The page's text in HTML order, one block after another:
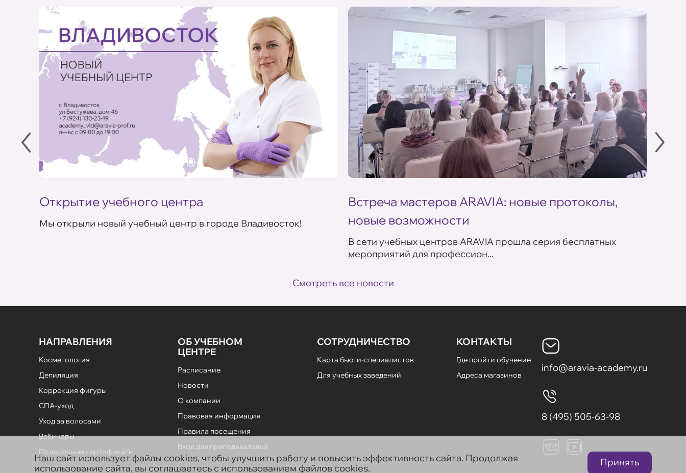
Открытие учебного центра
Мы открыли новый учебный центр в городе Владивосток!
Встреча мастеров ARAVIA: новые протоколы,
новые возможности
В сети учебных центров ARAVIA прошла серия бесплатных
мероприятий для профессион...
Смотреть все новости
НАПРАВЛЕНИЯ
Косметология
Депиляция
Коррекция фигуры
СПА-уход
Уход за волосами
Вебинары
Подарочные сертификаты
ОБ УЧЕБНОМ
ЦЕНТРЕ
Расписание
Новости
О компании
Правовая информация
Правила посещения
Вход для преподавателей
СОТРУДНИЧЕСТВО
Карта бьюти-специалистов
Для учебных заведений
КОНТАКТЫ
Где пройти обучение
Адреса магазинов
info@aravia-academy.ru
8 (495) 505-63-98
Наш сайт использует файлы cookies, чтобы улучшить работу и повысить эффективность сайта. Продолжая
использование сайта, вы соглашаетесь с использованием файлов cookies.
Принять